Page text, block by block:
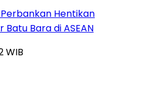
Hentikan
Bara di ASEAN
WIB